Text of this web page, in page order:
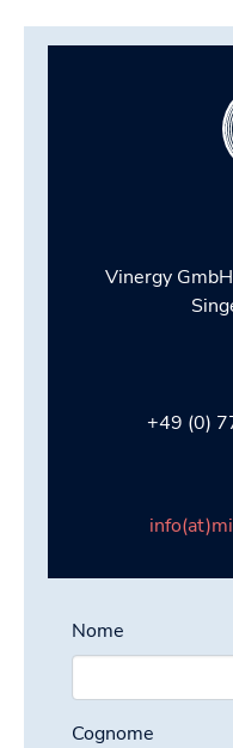
Vinergy
+49 (0)
Nome
Cognome